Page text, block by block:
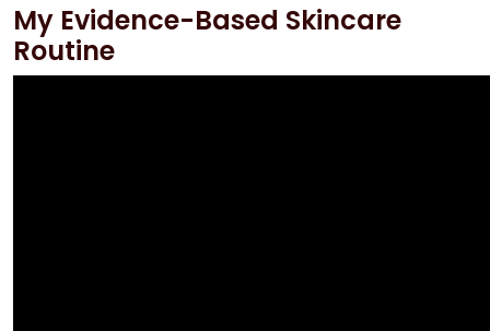
My Evidence-Based Skincare
Routine